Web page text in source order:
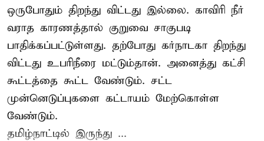
ஒருபோதும் திறந்து விட்டது இல்லை. காவிரி நீர்
வராத காரணத்தால் குறுவை சாகுபடி
பாதிக்கப்பட்டுள்ளது. தற்போது கர்நாடகா திறந்து
விட்டது உபரிநீரை மட்டும்தான். அனைத்து கட்சி
கூட்டத்தை கூட்ட வேண்டும். சட்ட
முன்னெடுப்புகளை கட்டாயம் மேற்கொள்ள
வேண்டும்.
தமிழ்நாட்டில் இருந்து ...